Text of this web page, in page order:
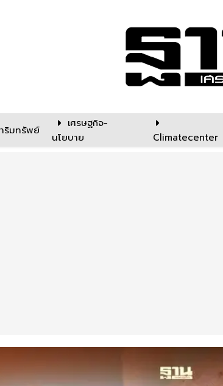
ริมทรัพย์
เศรษฐกิจ-
นโยบาย
Climatecenter